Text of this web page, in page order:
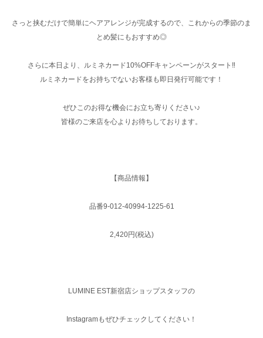
さっと挟むだけで簡単にヘアアレンジが完成するので、これからの季節のま
とめ髪にもおすすめ◎
さらに本日より、ルミネカード10%OFFキャンペーンがスタート‼︎
ルミネカードをお持ちでないお客様も即日発行可能です！
ぜひこのお得な機会にお立ち寄りください♪
皆様のご来店を心よりお待ちしております。
【商品情報】
品番9-012-40994-1225-61
2,420円(税込)
LUMINE EST新宿店ショップスタッフの
Instagramもぜひチェックしてください！